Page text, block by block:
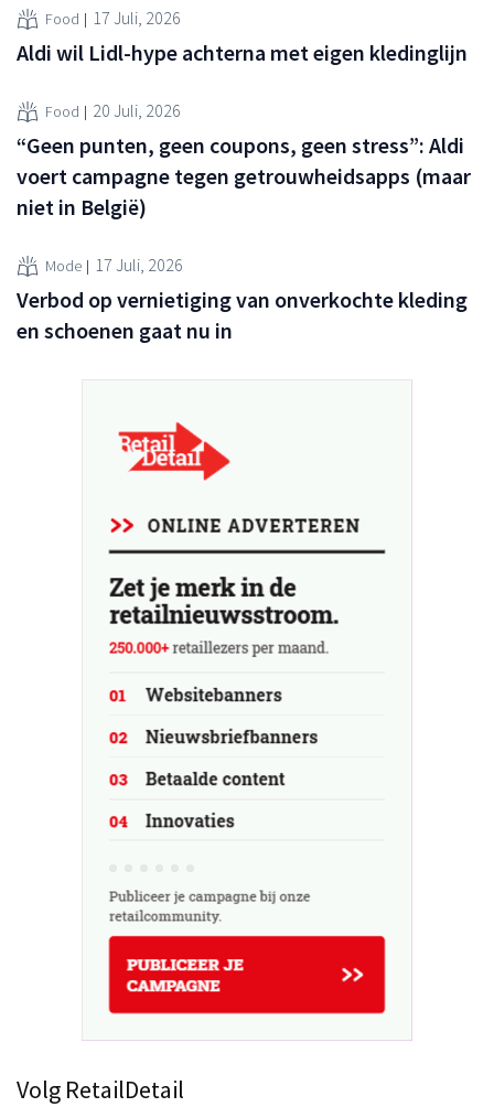
Food 17 Juli, 2026
Aldi wil Lidl-hype achterna met eigen kledinglijn
Food 20 Juli, 2026
“Geen punten, geen coupons, geen stress”: Aldi
voert campagne tegen getrouwheidsapps (maar
niet in België)
Mode 17 Juli, 2026
Verbod op vernietiging van onverkochte kleding
en schoenen gaat nu in
Volg RetailDetail